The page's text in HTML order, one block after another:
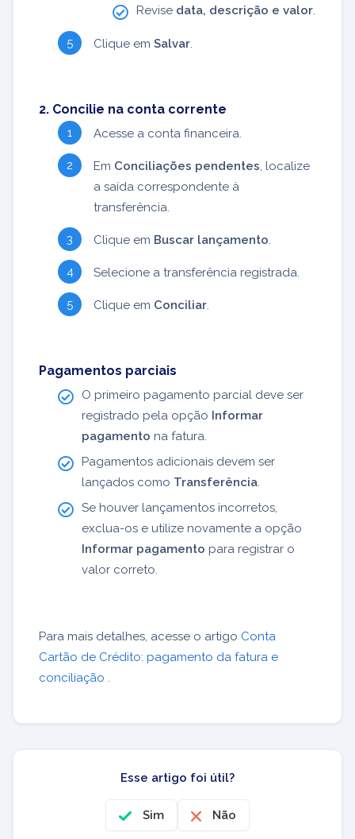
Revise data, descrição e valor.
Clique em Salvar.
2. Concilie na conta corrente
Acesse a conta financeira.
Em Conciliações pendentes, localize
a saída correspondente à
transferência.
Clique em Buscar lançamento.
Selecione a transferência registrada.
Clique em Conciliar.
Pagamentos parciais
O primeiro pagamento parcial deve ser
registrado pela opção Informar
pagamento na fatura.
Pagamentos adicionais devem ser
lançados como Transferência.
Se houver lançamentos incorretos,
exclua-os e utilize novamente a opção
Informar pagamento para registrar o
valor correto.
Para mais detalhes, acesse o artigo Conta
Cartão de Crédito: pagamento da fatura e
conciliação .
Esse artigo foi útil?
Sim Não